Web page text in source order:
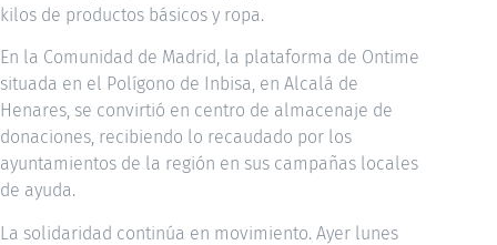
kilos de productos básicos y ropa.
En la Comunidad de Madrid, la plataforma de Ontime
situada en el Polígono de Inbisa, en Alcalá de
Henares, se convirtió en centro de almacenaje de
donaciones, recibiendo lo recaudado por los
ayuntamientos de la región en sus campañas locales
de ayuda.
La solidaridad continúa en movimiento. Ayer lunes